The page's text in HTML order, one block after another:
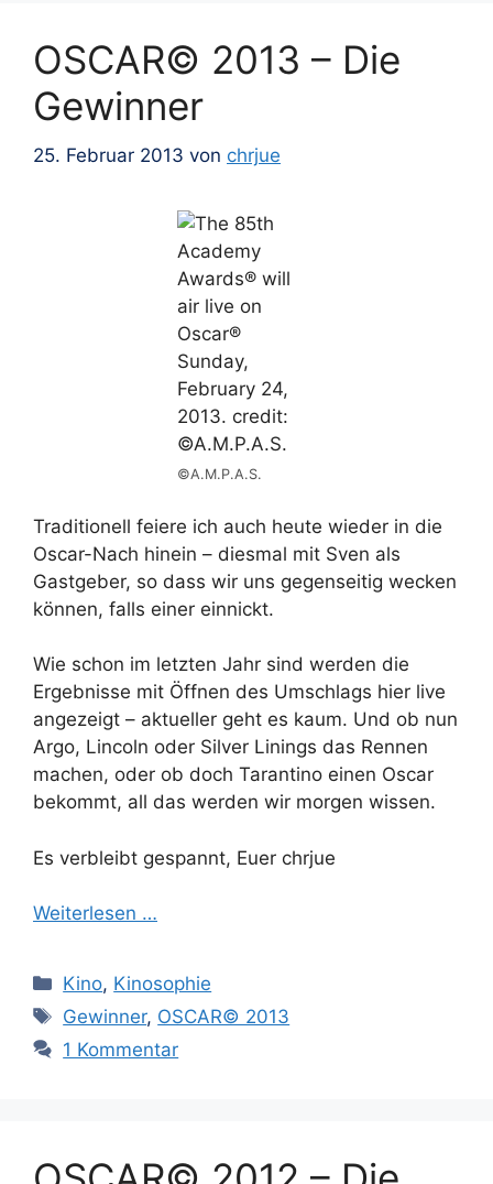
OSCAR© 2013 – Die
Gewinner
25. Februar 2013 von chrjue
©A.M.P.A.S.
Traditionell feiere ich auch heute wieder in die
Oscar-Nach hinein – diesmal mit Sven als
Gastgeber, so dass wir uns gegenseitig wecken
können, falls einer einnickt.
Wie schon im letzten Jahr sind werden die
Ergebnisse mit Öffnen des Umschlags hier live
angezeigt – aktueller geht es kaum. Und ob nun
Argo, Lincoln oder Silver Linings das Rennen
machen, oder ob doch Tarantino einen Oscar
bekommt, all das werden wir morgen wissen.
Es verbleibt gespannt, Euer chrjue
Weiterlesen …
Kategorien
Kino, Kinosophie
Schlagwörter
Gewinner, OSCAR© 2013
1 Kommentar